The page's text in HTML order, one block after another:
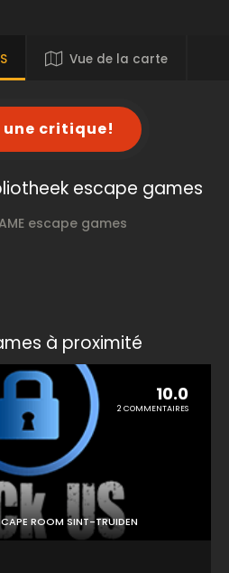
Vue de la carte
une critique!
escape games
escape games
à proximité
10.0
2 COMMENTAIRES
ROOM SINT-TRUIDEN